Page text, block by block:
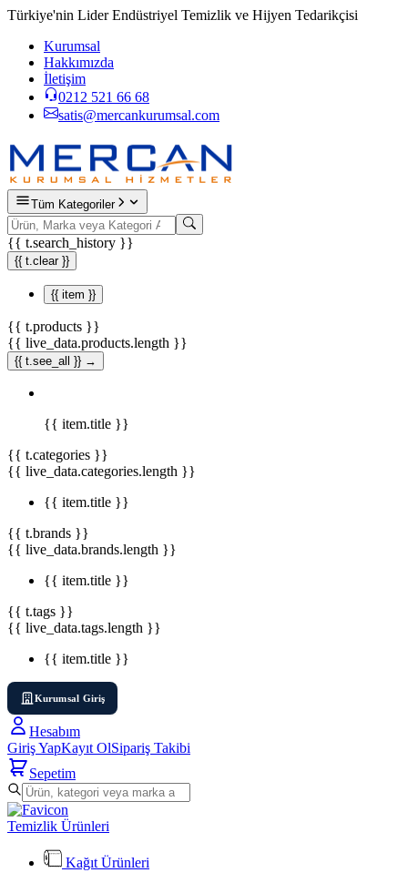
Türkiye'nin Lider Endüstriyel Temizlik ve Hijyen Tedarikçisi
Kurumsal
Hakkımızda
İletişim
0212 521 66 68
satis@mercankurumsal.com
Tüm Kategoriler
{{ t.search_history }}
{{ t.clear }}
{{ item }}
{{ t.products }}
{{ live_data.products.length }}
{{ t.see_all }} →
{{ item.title }}
{{ t.categories }}
{{ live_data.categories.length }}
{{ item.title }}
{{ t.brands }}
{{ live_data.brands.length }}
{{ item.title }}
{{ t.tags }}
{{ live_data.tags.length }}
{{ item.title }}
Kurumsal Giriş
Hesabım
Giriş YapKayıt OlSipariş Takibi
Sepetim
Temizlik Ürünleri
Kağıt Ürünleri